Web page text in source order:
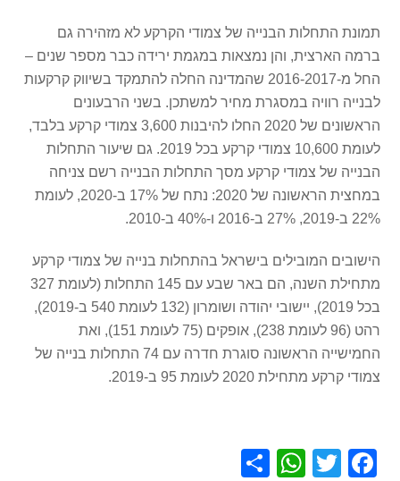
תמונת התחלות הבנייה של צמודי הקרקע לא מזהירה גם
ברמה הארצית, והן נמצאות במגמת ירידה כבר מספר שנים –
החל מ-2016-2017 שהמדינה החלה להתמקד בשיווק קרקעות
לבנייה רוויה במסגרת מחיר למשתכן. בשני הרבעונים
הראשונים של 2020 החלו להיבנות 3,600 צמודי קרקע בלבד,
לעומת 10,600 צמודי קרקע בכל 2019. גם שיעור התחלות
הבנייה של צמודי קרקע מסך התחלות הבנייה רשם צניחה
במחצית הראשונה של 2020: נתח של 17% ב-2020, לעומת
22% ב-2019, 27% ב-2016 ו-40% ב-2010.
הישובים המובילים בישראל בהתחלות בנייה של צמודי קרקע
מתחילת השנה, הם באר שבע עם 145 התחלות (לעומת 327
בכל 2019), יישובי יהודה ושומרון (132 לעומת 540 ב-2019),
רהט (96 לעומת 238), אופקים (75 לעומת 151), ואת
החמישייה הראשונה סוגרת חדרה עם 74 התחלות בנייה של
צמודי קרקע מתחילת 2020 לעומת 95 ב-2019.
F
T
W